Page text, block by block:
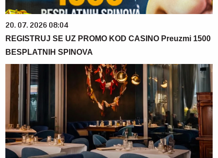
20. 07. 2026 08:04
REGISTRUJ SE UZ PROMO KOD CASINO Preuzmi 1500
BESPLATNIH SPINOVA